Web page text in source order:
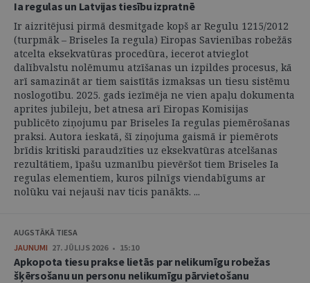
Ia regulas un Latvijas tiesību izpratnē
Ir aizritējusi pirmā desmitgade kopš ar Regulu 1215/2012
(turpmāk – Briseles Ia regula) Eiropas Savienības robežās
atcelta eksekvatūras procedūra, iecerot atvieglot
dalībvalstu nolēmumu atzīšanas un izpildes procesus, kā
arī samazināt ar tiem saistītās izmaksas un tiesu sistēmu
noslogotību. 2025. gads iezīmēja ne vien apaļu dokumenta
aprites jubileju, bet atnesa arī Eiropas Komisijas
publicēto ziņojumu par Briseles Ia regulas piemērošanas
praksi. Autora ieskatā, šī ziņojuma gaismā ir piemērots
brīdis kritiski paraudzīties uz eksekvatūras atcelšanas
rezultātiem, īpašu uzmanību pievēršot tiem Briseles Ia
regulas elementiem, kuros pilnīgs viendabīgums ar
nolūku vai nejauši nav ticis panākts. ...
AUGSTĀKĀ TIESA
JAUNUMI 27. JŪLIJS 2026 • 15:10
Apkopota tiesu prakse lietās par nelikumīgu robežas
šķērsošanu un personu nelikumīgu pārvietošanu